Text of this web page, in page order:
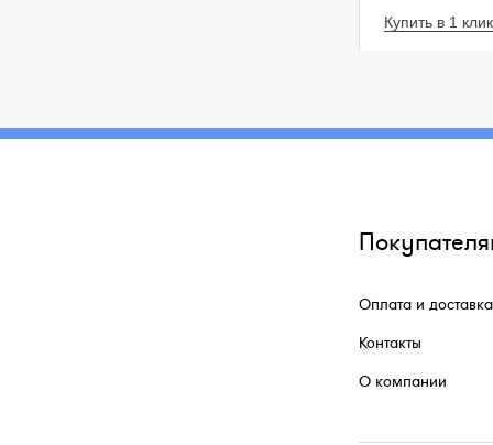
Купить в 1 клик
Оплата и доставка
Контакты
О компании